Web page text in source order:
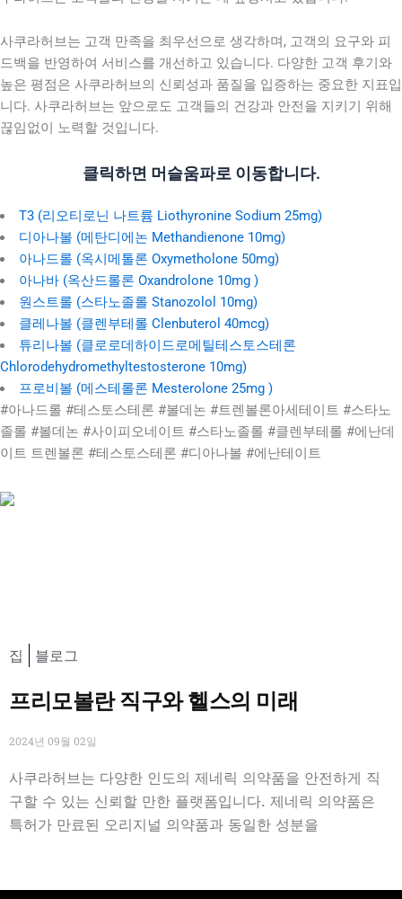
사쿠라허브는 고객 만족을 최우선으로 생각하며, 고객의 요구와 피
드백을 반영하여 서비스를 개선하고 있습니다. 다양한 고객 후기와
높은 평점은 사쿠라허브의 신뢰성과 품질을 입증하는 중요한 지표입
니다. 사쿠라허브는 앞으로도 고객들의 건강과 안전을 지키기 위해
끊임없이 노력할 것입니다.
클릭하면 머슬움파로 이동합니다.
T3 (리오티로닌 나트륨 Liothyronine Sodium 25mg)
디아나볼 (메탄디에논 Methandienone 10mg)
아나드롤 (옥시메톨론 Oxymetholone 50mg)
아나바 (옥산드롤론 Oxandrolone 10mg )
원스트롤 (스타노졸롤 Stanozolol 10mg)
클레나볼 (클렌부테롤 Clenbuterol 40mcg)
튜리나볼 (클로로데하이드로메틸테스토스테론
Chlorodehydromethyltestosterone 10mg)
프로비볼 (메스테롤론 Mesterolone 25mg )
#아나드롤 #테스토스테론 #볼데논 #트렌볼론아세테이트 #스타노
졸롤 #볼데논 #사이피오네이트 #스타노졸롤 #클렌부테롤 #에난데
이트 트렌볼론 #테스토스테론 #디아나볼 #에난테이트
집 블로그
프리모볼란 직구와 헬스의 미래
2024년 09월 02일
사쿠라허브는 다양한 인도의 제네릭 의약품을 안전하게 직
구할 수 있는 신뢰할 만한 플랫폼입니다. 제네릭 의약품은
특허가 만료된 오리지널 의약품과 동일한 성분을